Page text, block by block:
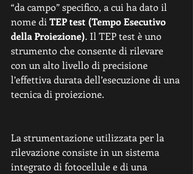
“da campo” specifico, a cui ha dato il
nome di TEP test (Tempo Esecutivo
della Proiezione). Il TEP test è uno
strumento che consente di rilevare
con un alto livello di precisione
l’effettiva durata dell’esecuzione di una
tecnica di proiezione.
La strumentazione utilizzata per la
rilevazione consiste in un sistema
integrato di fotocellule e di una